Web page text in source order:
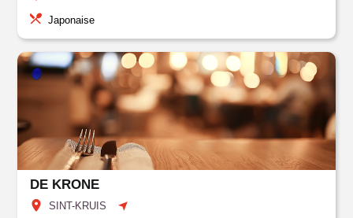
Japonaise
DE KRONE
SINT-KRUIS